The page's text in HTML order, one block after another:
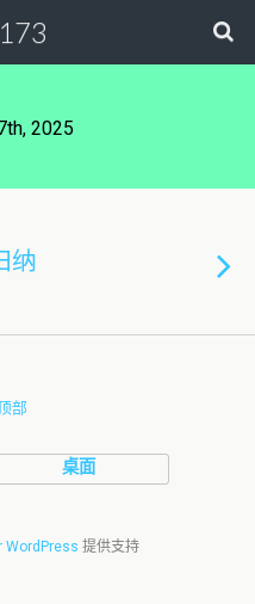
2025
纳
部
桌面
WordPress 提供支持